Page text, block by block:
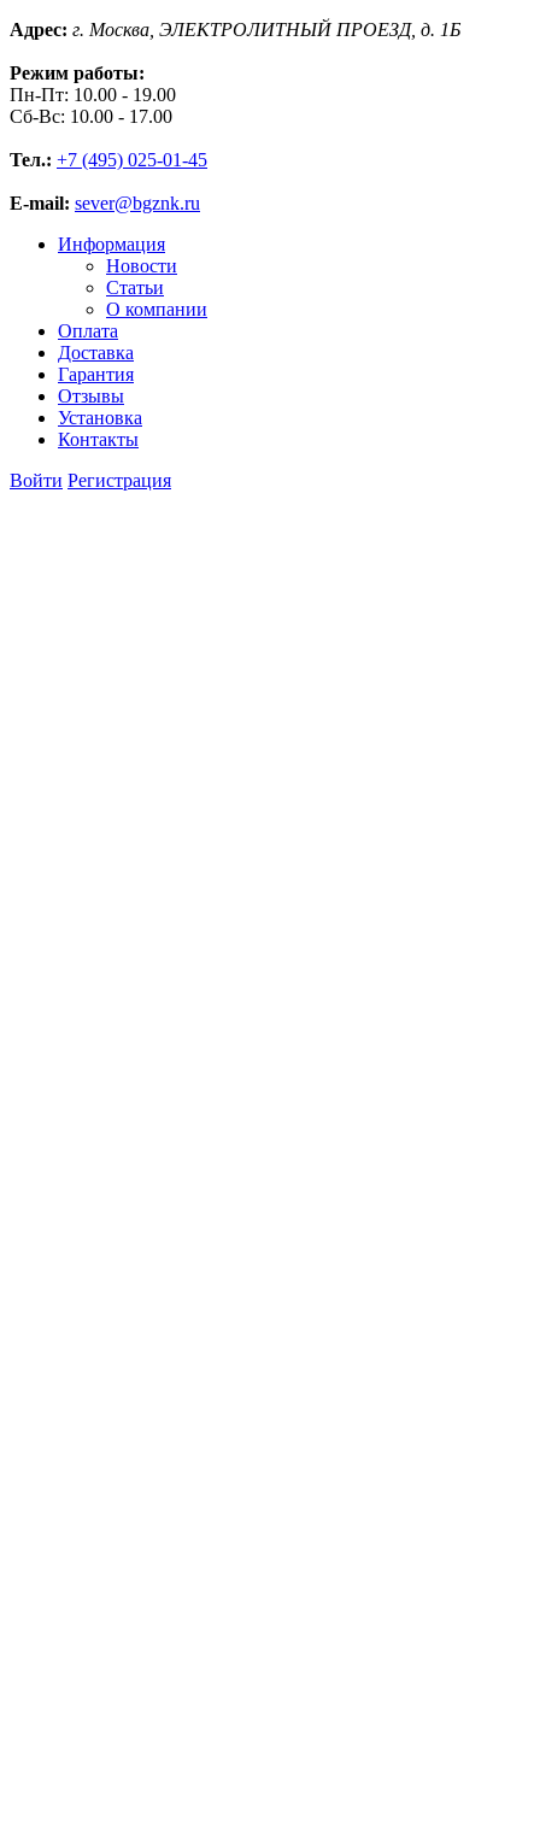
Адрес: г. Москва, ЭЛЕКТРОЛИТНЫЙ ПРОЕЗД, д. 1Б
Режим работы:
Пн-Пт: 10.00 - 19.00
Сб-Вс: 10.00 - 17.00
Тел.: +7 (495) 025-01-45
E-mail: sever@bgznk.ru
Информация
Новости
Статьи
О компании
Оплата
Доставка
Гарантия
Отзывы
Установка
Контакты
Войти Регистрация